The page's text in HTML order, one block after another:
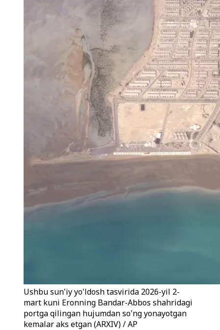
Ushbu sun'iy yo'ldosh tasvirida 2026-yil 2-
mart kuni Eronning Bandar-Abbos shahridagi
portga qilingan hujumdan so'ng yonayotgan
kemalar aks etgan (ARXIV) / AP